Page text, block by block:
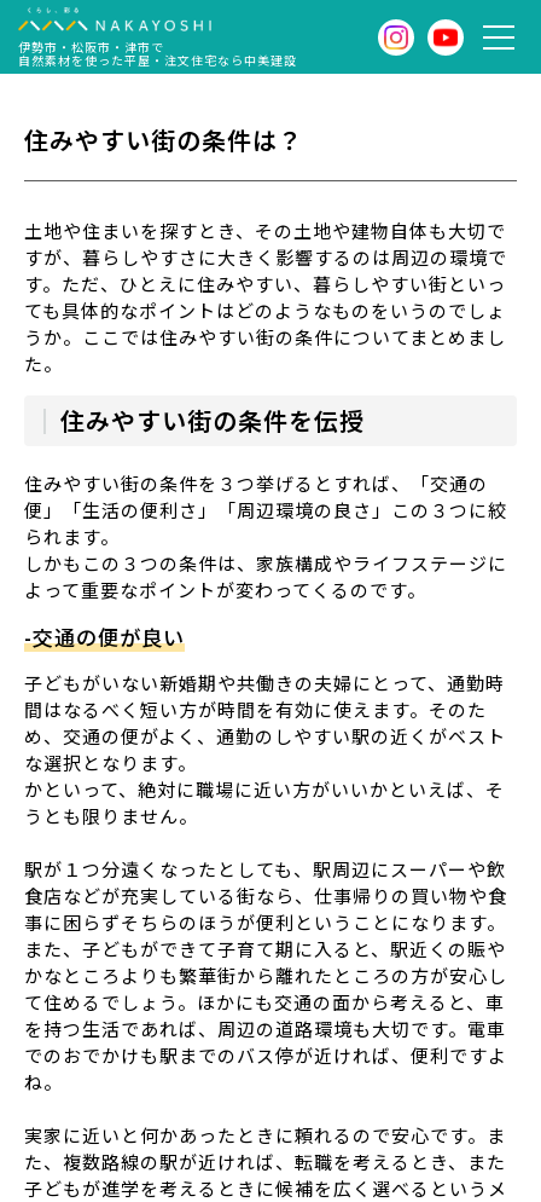
伊勢市・松阪市・津市で
自然素材を使った平屋・注文住宅なら中美建設
住みやすい街の条件は？
土地や住まいを探すとき、その土地や建物自体も大切で
すが、暮らしやすさに大きく影響するのは周辺の環境で
す。ただ、ひとえに住みやすい、暮らしやすい街といっ
ても具体的なポイントはどのようなものをいうのでしょ
うか。ここでは住みやすい街の条件についてまとめまし
た。
住みやすい街の条件を伝授
住みやすい街の条件を３つ挙げるとすれば、「交通の
便」「生活の便利さ」「周辺環境の良さ」この３つに絞
られます。
しかもこの３つの条件は、家族構成やライフステージに
よって重要なポイントが変わってくるのです。
-交通の便が良い
子どもがいない新婚期や共働きの夫婦にとって、通勤時
間はなるべく短い方が時間を有効に使えます。そのた
め、交通の便がよく、通勤のしやすい駅の近くがベスト
な選択となります。
かといって、絶対に職場に近い方がいいかといえば、そ
うとも限りません。
駅が１つ分遠くなったとしても、駅周辺にスーパーや飲
食店などが充実している街なら、仕事帰りの買い物や食
事に困らずそちらのほうが便利ということになります。
また、子どもができて子育て期に入ると、駅近くの賑や
かなところよりも繁華街から離れたところの方が安心し
て住めるでしょう。ほかにも交通の面から考えると、車
を持つ生活であれば、周辺の道路環境も大切です。電車
でのおでかけも駅までのバス停が近ければ、便利ですよ
ね。
実家に近いと何かあったときに頼れるので安心です。ま
た、複数路線の駅が近ければ、転職を考えるとき、また
子どもが進学を考えるときに候補を広く選べるというメ